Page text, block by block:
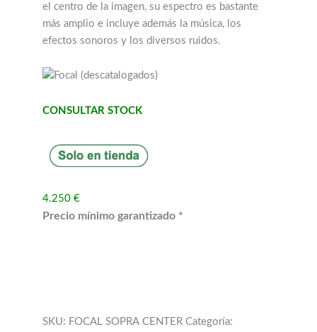
el centro de la imagen, su espectro es bastante
más amplio e incluye además la música, los
efectos sonoros y los diversos ruidos.
CONSULTAR STOCK
4.250 €
Precio mínimo garantizado *
SKU: FOCAL SOPRA CENTER Categoría: